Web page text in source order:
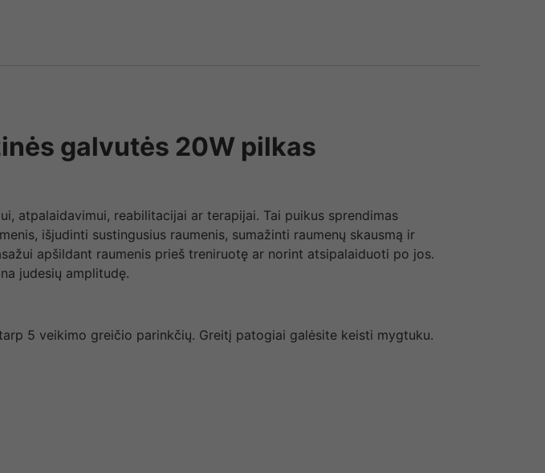
galvutės 20W pilkas
atpalaidavimui, reabilitacijai ar terapijai. Tai puikus sprendimas
išjudinti sustingusius raumenis, sumažinti raumenų skausmą ir
apšildant raumenis prieš treniruotę ar norint atsipalaiduoti po jos.
judesių amplitudę.
5 veikimo greičio parinkčių. Greitį patogiai galėsite keisti mygtuku.